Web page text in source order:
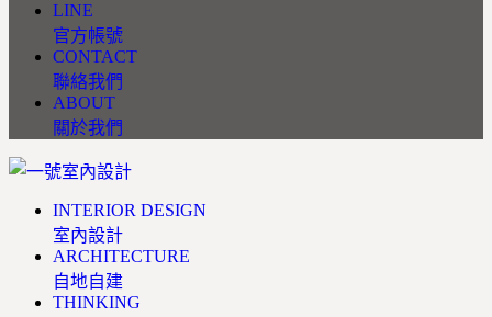
LINE
官方帳號
CONTACT
聯絡我們
ABOUT
關於我們
INTERIOR DESIGN
室內設計
ARCHITECTURE
自地自建
THINKING